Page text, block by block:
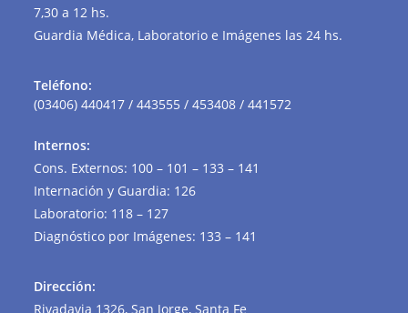
7,30 a 12 hs.
Guardia Médica, Laboratorio e Imágenes las 24 hs.
Teléfono:
(03406) 440417 / 443555 / 453408 / 441572
Internos:
Cons. Externos: 100 – 101 – 133 – 141
Internación y Guardia: 126
Laboratorio: 118 – 127
Diagnóstico por Imágenes: 133 – 141
Dirección:
Rivadavia 1326, San Jorge, Santa Fe